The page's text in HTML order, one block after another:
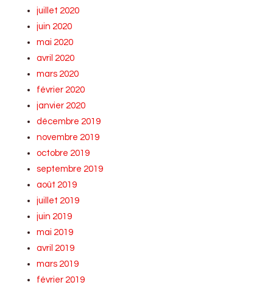
juillet 2020
juin 2020
mai 2020
avril 2020
mars 2020
février 2020
janvier 2020
décembre 2019
novembre 2019
octobre 2019
septembre 2019
août 2019
juillet 2019
juin 2019
mai 2019
avril 2019
mars 2019
février 2019